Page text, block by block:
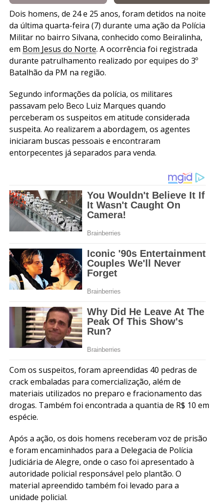
Dois homens, de 24 e 25 anos, foram detidos na noite
da última quarta-feira (7) durante uma ação da Polícia
Militar no bairro Silvana, conhecido como Beiralinha,
em Bom Jesus do Norte. A ocorrência foi registrada
durante patrulhamento realizado por equipes do 3º
Batalhão da PM na região.
Segundo informações da polícia, os militares
passavam pelo Beco Luiz Marques quando
perceberam os suspeitos em atitude considerada
suspeita. Ao realizarem a abordagem, os agentes
iniciaram buscas pessoais e encontraram
entorpecentes já separados para venda.
Com os suspeitos, foram apreendidas 40 pedras de
crack embaladas para comercialização, além de
materiais utilizados no preparo e fracionamento das
drogas. Também foi encontrada a quantia de R$ 10 em
espécie.
Após a ação, os dois homens receberam voz de prisão
e foram encaminhados para a Delegacia de Polícia
Judiciária de Alegre, onde o caso foi apresentado à
autoridade policial responsável pelo plantão. O
material apreendido também foi levado para a
unidade policial.